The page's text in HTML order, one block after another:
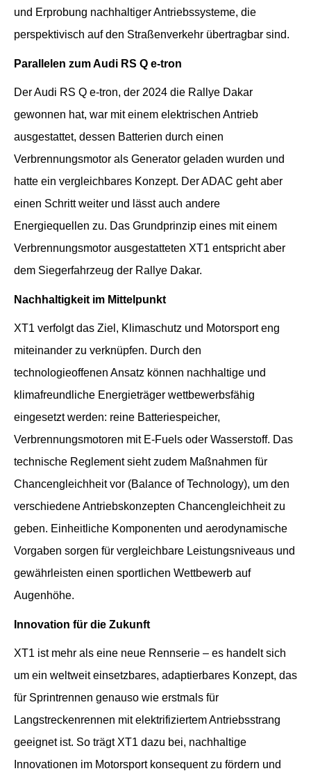
und Erprobung nachhaltiger Antriebssysteme, die
perspektivisch auf den Straßenverkehr übertragbar sind.
Parallelen zum Audi RS Q e-tron
Der Audi RS Q e-tron, der 2024 die Rallye Dakar
gewonnen hat, war mit einem elektrischen Antrieb
ausgestattet, dessen Batterien durch einen
Verbrennungsmotor als Generator geladen wurden und
hatte ein vergleichbares Konzept. Der ADAC geht aber
einen Schritt weiter und lässt auch andere
Energiequellen zu. Das Grundprinzip eines mit einem
Verbrennungsmotor ausgestatteten XT1 entspricht aber
dem Siegerfahrzeug der Rallye Dakar.
Nachhaltigkeit im Mittelpunkt
XT1 verfolgt das Ziel, Klimaschutz und Motorsport eng
miteinander zu verknüpfen. Durch den
technologieoffenen Ansatz können nachhaltige und
klimafreundliche Energieträger wettbewerbsfähig
eingesetzt werden: reine Batteriespeicher,
Verbrennungsmotoren mit E-Fuels oder Wasserstoff. Das
technische Reglement sieht zudem Maßnahmen für
Chancengleichheit vor (Balance of Technology), um den
verschiedene Antriebskonzepten Chancengleichheit zu
geben. Einheitliche Komponenten und aerodynamische
Vorgaben sorgen für vergleichbare Leistungsniveaus und
gewährleisten einen sportlichen Wettbewerb auf
Augenhöhe.
Innovation für die Zukunft
XT1 ist mehr als eine neue Rennserie – es handelt sich
um ein weltweit einsetzbares, adaptierbares Konzept, das
für Sprintrennen genauso wie erstmals für
Langstreckenrennen mit elektrifiziertem Antriebsstrang
geeignet ist. So trägt XT1 dazu bei, nachhaltige
Innovationen im Motorsport konsequent zu fördern und